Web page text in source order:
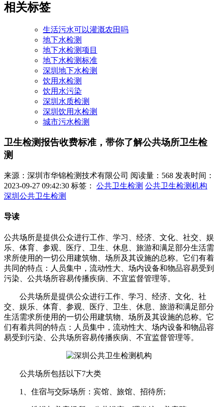
相关标签
生活污水可以灌溉农田吗
地下水检测
地下水检测项目
地下水检测标准
深圳地下水检测
饮用水检测
饮用水污染
深圳水质检测
深圳饮用水检测
城市污水检测
卫生检测报告收费标准，带你了解公共场所卫生检
测
来源：深圳市华锦检测技术有限公司 阅读量：568 发表时间：
2023-09-27 09:42:30 标签： 公共卫生检测 公共卫生检测机构
深圳公共卫生检测
导读
公共场所是提供公众进行工作、学习、经济、文化、社交、娱
乐、体育、参观、医疗、卫生、休息、旅游和满足部分生活需
求所使用的一切公用建筑物、场所及其设施的总称。它们有着
共同的特点：人员集中，流动性大、场内设备和物品容易受到
污染、公共场所容易传播疾病、不宜监督管理等。
公共场所是提供公众进行工作、学习、经济、文化、社
交、娱乐、体育、参观、医疗、卫生、休息、旅游和满足部分
生活需求所使用的一切公用建筑物、场所及其设施的总称。它
们有着共同的特点：人员集中，流动性大、场内设备和物品容
易受到污染、公共场所容易传播疾病、不宜监督管理等。
公共场所包括以下7大类
1、住宿与交际场所：宾馆、旅馆、招待所;